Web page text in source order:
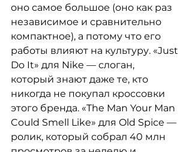
оно самое большое (оно как раз
независимое и сравнительно
компактное), а потому что его
работы влияют на культуру. «Just
Do It» для Nike — слоган,
который знают даже те, кто
никогда не покупал кроссовки
этого бренда. «The Man Your Man
Could Smell Like» для Old Spice —
ролик, который собрал 40 млн